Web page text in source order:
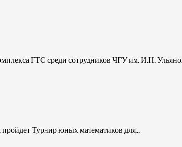
ГТО среди сотрудников ЧГУ им. И.Н.
Турнир юных математиков для...